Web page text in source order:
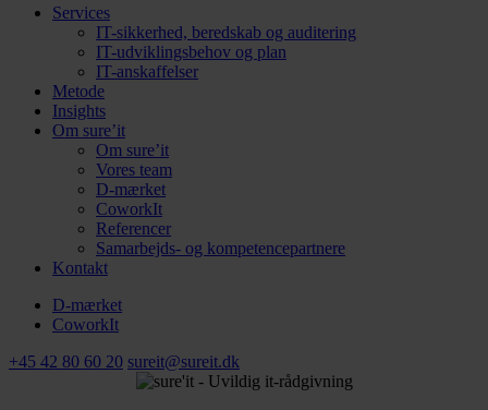
Services
IT-sikkerhed, beredskab og auditering
IT-udviklingsbehov og plan
IT-anskaffelser
Metode
Insights
Om sure’it
Om sure’it
Vores team
D-mærket
CoworkIt
Referencer
Samarbejds- og kompetencepartnere
Kontakt
D-mærket
CoworkIt
+45 42 80 60 20 sureit@sureit.dk